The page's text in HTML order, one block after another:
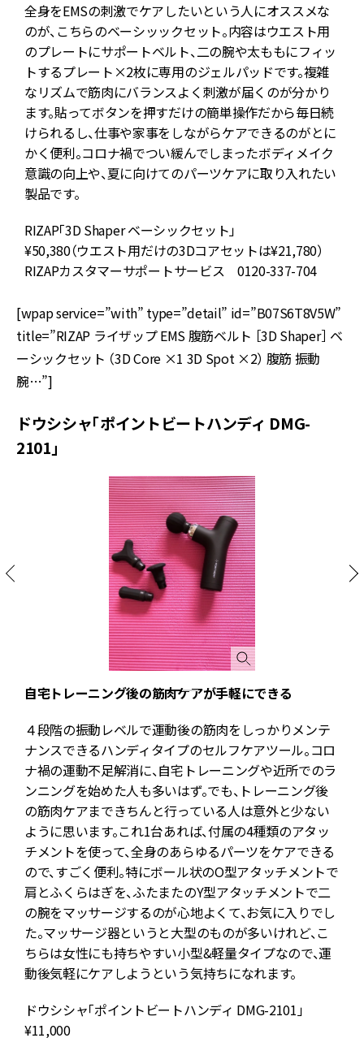
全身をEMSの刺激でケアしたいという人にオススメな
のが、こちらのベーシッックセット。内容はウエスト用
のプレートにサポートベルト、二の腕や太ももにフィッ
トするプレート×2枚に専用のジェルパッドです。複雑
なリズムで筋肉にバランスよく刺激が届くのが分かり
ます。貼ってボタンを押すだけの簡単操作だから毎日続
けられるし、仕事や家事をしながらケアできるのがとに
かく便利。コロナ禍でつい緩んでしまったボディメイク
意識の向上や、夏に向けてのパーツケアに取り入れたい
製品です。
RIZAP「3D Shaper ベーシックセット」
¥50,380（ウエスト用だけの3Dコアセットは¥21,780）
RIZAPカスタマーサポートサービス 0120-337-704
[wpap service=”with” type=”detail” id=”B07S6T8V5W”
title=”RIZAP ライザップ EMS 腹筋ベルト ［3D Shaper］ ベ
ーシックセット （3D Core ×1 3D Spot ×2） 腹筋 振動
腕…”]
ドウシシャ「ポイントビートハンディ DMG-
2101」
自宅トレーニング後の筋肉ケアが手軽にできる
４段階の振動レベルで運動後の筋肉をしっかりメンテ
ナンスできるハンディタイプのセルフケアツール。コロ
ナ禍の運動不足解消に、自宅トレーニングや近所でのラ
ンニングを始めた人も多いはず。でも、トレーニング後
の筋肉ケアまできちんと行っている人は意外と少ない
ように思います。これ1台あれば、付属の4種類のアタッ
チメントを使って、全身のあらゆるパーツをケアできる
ので、すごく便利。特にボール状のO型アタッチメントで
肩とふくらはぎを、ふたまたのY型アタッチメントで二
の腕をマッサージするのが心地よくて、お気に入りでし
た。マッサージ器というと大型のものが多いけれど、こ
ちらは女性にも持ちやすい小型&軽量タイプなので、運
動後気軽にケアしようという気持ちになれます。
ドウシシャ「ポイントビートハンディ DMG-2101」
¥11,000